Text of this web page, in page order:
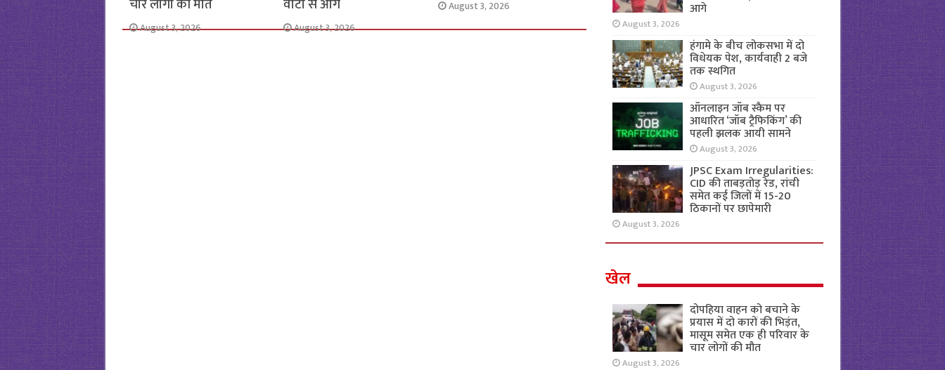
चार लोगों की मौत
August 3, 2026
वोटों से आगे
August 3, 2026
August 3, 2026 आगे
August 3, 2026
हंगामे के बीच लोकसभा में दो
विधेयक पेश, कार्यवाही 2 बजे
तक स्थगित
August 3, 2026
ऑनलाइन जॉब स्कैम पर
आधारित ‘जॉब ट्रैफिकिंग’ की
पहली झलक आयी सामने
August 3, 2026
JPSC Exam Irregularities:
CID की ताबड़तोड़ रेड, रांची
समेत कई जिलों में 15-20
ठिकानों पर छापेमारी
August 3, 2026
खेल
दोपहिया वाहन को बचाने के
प्रयास में दो कारों की भिड़ंत,
मासूम समेत एक ही परिवार के
चार लोगों की मौत
August 3, 2026